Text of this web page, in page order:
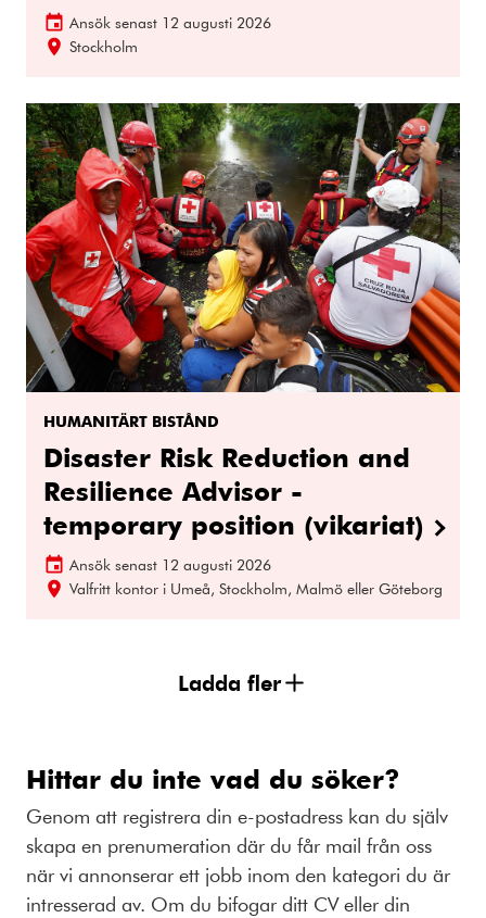
Ansök senast 12 augusti 2026
Stockholm
HUMANITÄRT BISTÅND
Disaster Risk Reduction and
Resilience Advisor -
temporary position (vikariat)
Ansök senast 12 augusti 2026
Valfritt kontor i Umeå, Stockholm, Malmö eller Göteborg
Ladda fler
Hittar du inte vad du söker?
Genom att registrera din e-postadress kan du själv
skapa en prenumeration där du får mail från oss
när vi annonserar ett jobb inom den kategori du är
intresserad av. Om du bifogar ditt CV eller din